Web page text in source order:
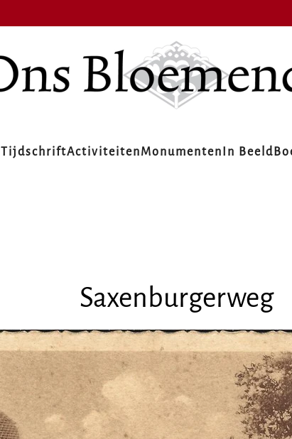
TijdschriftActiviteitenMonumenten In Beeld
Saxenburgerweg